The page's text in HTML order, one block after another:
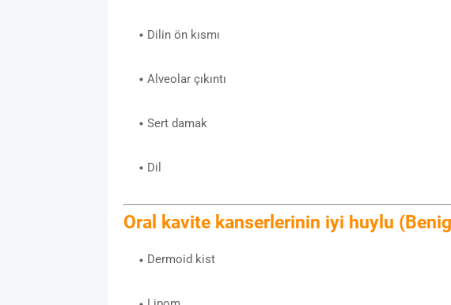
Dilin ön kısmı
Alveolar çıkıntı
Sert damak
Dil
Oral kavite kanserlerinin iyi huylu
Dermoid kist